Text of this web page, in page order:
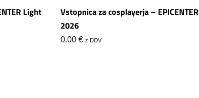
Light
Vstopnica za cosplayerja – EPICENTER
2026
0.00 € z DDV